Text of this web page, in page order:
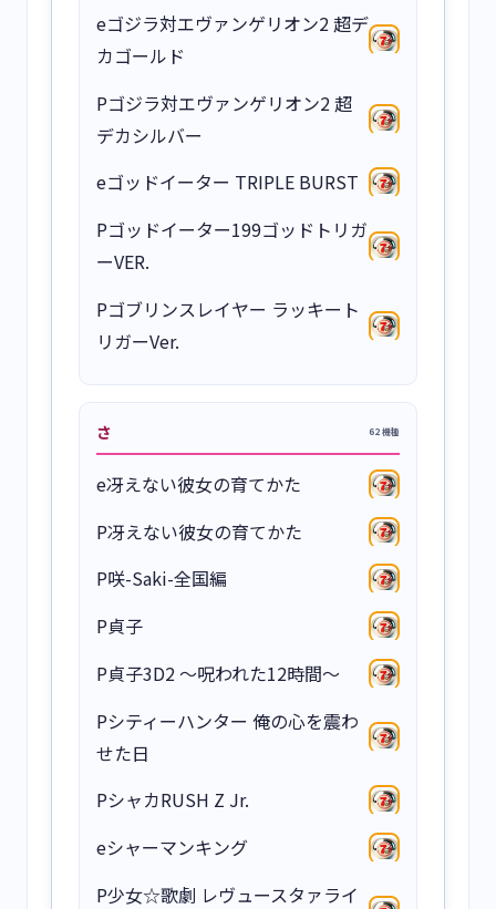
eゴジラ対エヴァンゲリオン2 超デ
カゴールド
Pゴジラ対エヴァンゲリオン2 超
デカシルバー
eゴッドイーター TRIPLE BURST
Pゴッドイーター199ゴッドトリガ
ーVER.
Pゴブリンスレイヤー ラッキート
リガーVer.
さ 62 機種
e冴えない彼女の育てかた
P冴えない彼女の育てかた
P咲-Saki-全国編
P貞子
P貞子3D2 ～呪われた12時間～
Pシティーハンター 俺の心を震わ
せた日
PシャカRUSH Z Jr.
eシャーマンキング
P少女☆歌劇 レヴュースタァライ